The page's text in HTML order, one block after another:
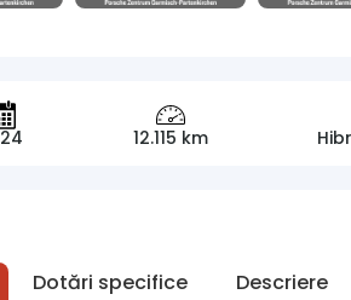
12.115 km
Dotări specifice Descriere